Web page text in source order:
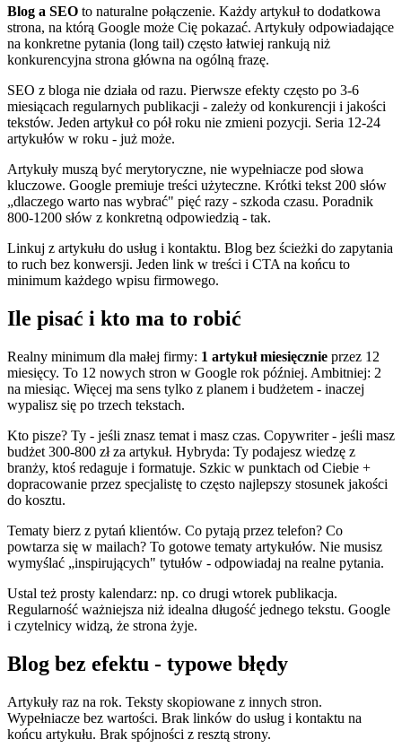
Blog a SEO to naturalne połączenie. Każdy artykuł to dodatkowa
strona, na którą Google może Cię pokazać. Artykuły odpowiadające
na konkretne pytania (long tail) często łatwiej rankują niż
konkurencyjna strona główna na ogólną frazę.
SEO z bloga nie działa od razu. Pierwsze efekty często po 3-6
miesiącach regularnych publikacji - zależy od konkurencji i jakości
tekstów. Jeden artykuł co pół roku nie zmieni pozycji. Seria 12-24
artykułów w roku - już może.
Artykuły muszą być merytoryczne, nie wypełniacze pod słowa
kluczowe. Google premiuje treści użyteczne. Krótki tekst 200 słów
„dlaczego warto nas wybrać" pięć razy - szkoda czasu. Poradnik
800-1200 słów z konkretną odpowiedzią - tak.
Linkuj z artykułu do usług i kontaktu. Blog bez ścieżki do zapytania
to ruch bez konwersji. Jeden link w treści i CTA na końcu to
minimum każdego wpisu firmowego.
Ile pisać i kto ma to robić
Realny minimum dla małej firmy: 1 artykuł miesięcznie przez 12
miesięcy. To 12 nowych stron w Google rok później. Ambitniej: 2
na miesiąc. Więcej ma sens tylko z planem i budżetem - inaczej
wypalisz się po trzech tekstach.
Kto pisze? Ty - jeśli znasz temat i masz czas. Copywriter - jeśli masz
budżet 300-800 zł za artykuł. Hybryda: Ty podajesz wiedzę z
branży, ktoś redaguje i formatuje. Szkic w punktach od Ciebie +
dopracowanie przez specjalistę to często najlepszy stosunek jakości
do kosztu.
Tematy bierz z pytań klientów. Co pytają przez telefon? Co
powtarza się w mailach? To gotowe tematy artykułów. Nie musisz
wymyślać „inspirujących" tytułów - odpowiadaj na realne pytania.
Ustal też prosty kalendarz: np. co drugi wtorek publikacja.
Regularność ważniejsza niż idealna długość jednego tekstu. Google
i czytelnicy widzą, że strona żyje.
Blog bez efektu - typowe błędy
Artykuły raz na rok. Teksty skopiowane z innych stron.
Wypełniacze bez wartości. Brak linków do usług i kontaktu na
końcu artykułu. Brak spójności z resztą strony.